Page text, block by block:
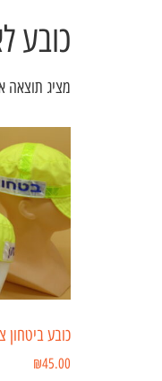
כובע
מציג תוצאה
כובע ביטחון
₪45.00